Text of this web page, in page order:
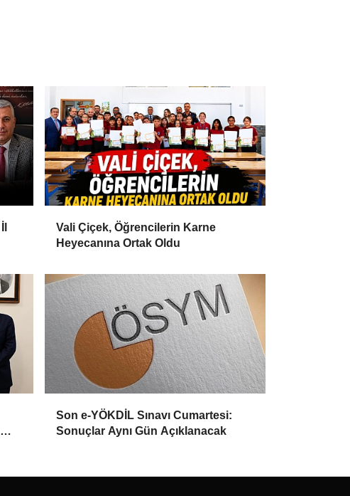
Vali Çiçek, Öğrencilerin Karne
Heyecanına Ortak Oldu
Son e-YÖKDİL Sınavı Cumartesi:
Sonuçlar Aynı Gün Açıklanacak